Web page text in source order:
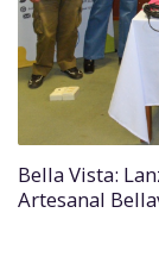
Bella Vista:
Artesanal